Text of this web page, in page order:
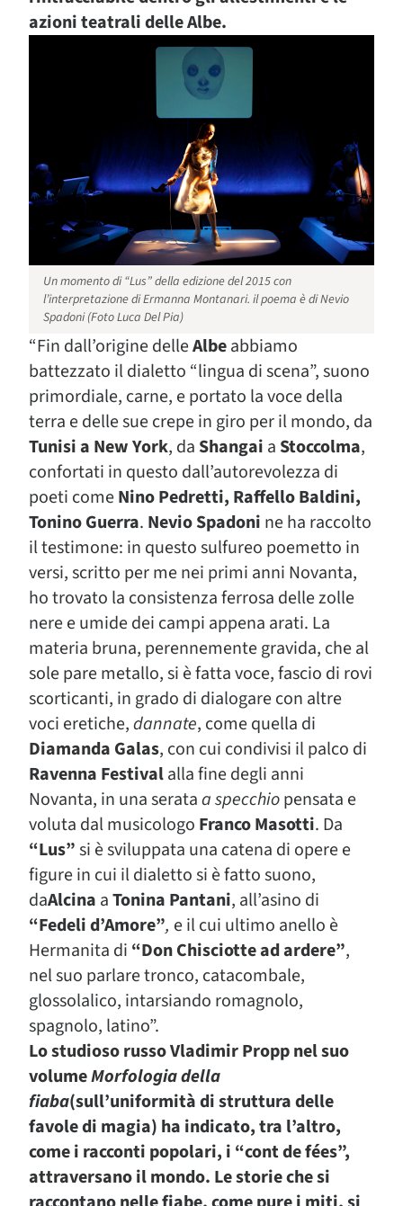
azioni teatrali delle Albe.
Un momento di “Lus” della edizione del 2015 con
l’interpretazione di Ermanna Montanari. il poema è di Nevio
Spadoni (Foto Luca Del Pia)
“Fin dall’origine delleAlbeabbiamo
battezzato il dialetto “lingua di scena”, suono
primordiale, carne, e portato la voce della
terra e delle sue crepe in giro per il mondo, da
Tunisi a New York, da Shangai a Stoccolma,
confortati in questo dall’autorevolezza di
poeti comeNino Pedretti, Raffello Baldini,
Tonino Guerra. Nevio Spadoni ne ha raccolto
il testimone: in questo sulfureo poemetto in
versi, scritto per me nei primi anni Novanta,
ho trovato la consistenza ferrosa delle zolle
nere e umide dei campi appena arati. La
materia bruna, perennemente gravida, che al
sole pare metallo, si è fatta voce, fascio di rovi
scorticanti, in grado di dialogare con altre
voci eretiche,dannate, come quella di
Diamanda Galas, con cui condivisi il palco di
Ravenna Festivalalla fine degli anni
Novanta, in una serataa specchiopensata e
voluta dal musicologo Franco Masotti. Da
“Lus”si è sviluppata una catena di opere e
figure in cui il dialetto si è fatto suono,
daAlcina aTonina Pantani, all’asino di
“Fedeli d’Amore”, eil cui ultimo anello è
Hermanita di “Don Chisciotte ad ardere”,
nel suo parlare tronco, catacombale,
glossolalico, intarsiando romagnolo,
spagnolo, latino”.
Lo studioso russo Vladimir Propp nel suo
volumeMorfologia della
fiaba(sull’uniformità di struttura delle
favole di magia) ha indicato, tra l’altro,
come i racconti popolari, i “cont de fées”,
attraversano il mondo. Le storie che si